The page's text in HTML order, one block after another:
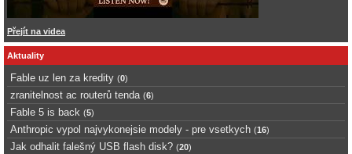
Přejít na videa
Aktuality
Fable uz len za kredity (0)
zranitelnost ac routerů tenda (6)
Fable 5 is back (5)
Anthropic vypol najvykonejsie modely - pre vsetkych (16)
Jak odhalit falešný USB flash disk? (20)